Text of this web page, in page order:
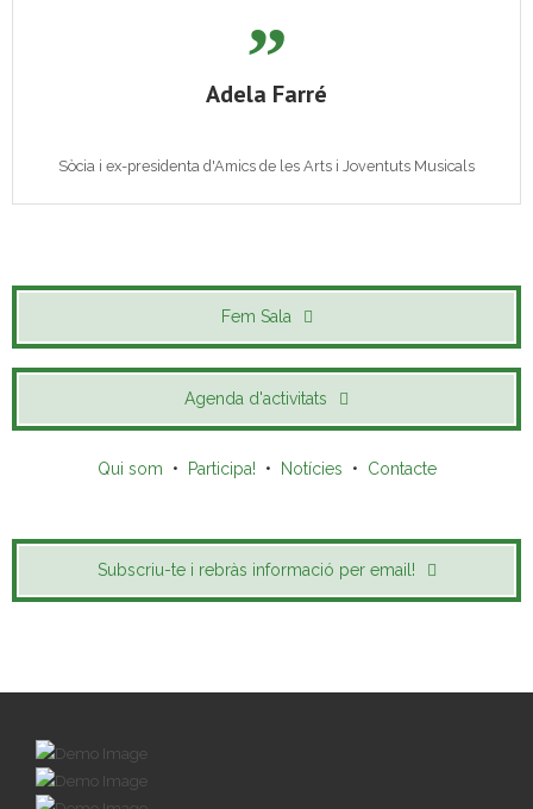
Adela Farré
Sòcia i ex-presidenta d'Amics de les Arts i Joventuts Musicals
Fem Sala
Agenda d'activitats
Qui som • Participa! • Notícies • Contacte
Subscriu-te i rebràs informació per email!